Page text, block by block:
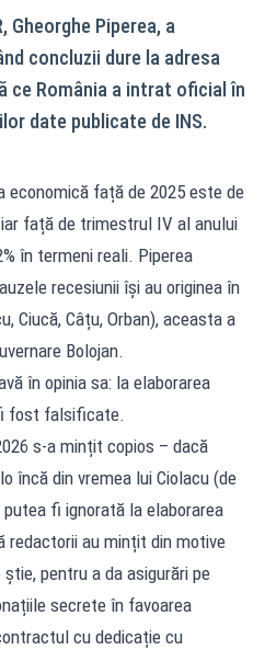
Gheorghe Piperea, a
concluzii dure la adresa
ce România a intrat oficial în
date publicate de INS.
economică față de 2025 este de
față de trimestrul IV al anului
în termeni reali. Piperea
recesiunii își au originea în
Ciucă, Câțu, Orban), aceasta a
Bolojan.
în opinia sa: la elaborarea
fost falsificate.
s-a mințit copios – dacă
încă din vremea lui Ciolacu (de
putea fi ignorată la elaborarea
redactorii au mințit din motive
pentru a da asigurări pe
secrete în favoarea
cu dedicație cu